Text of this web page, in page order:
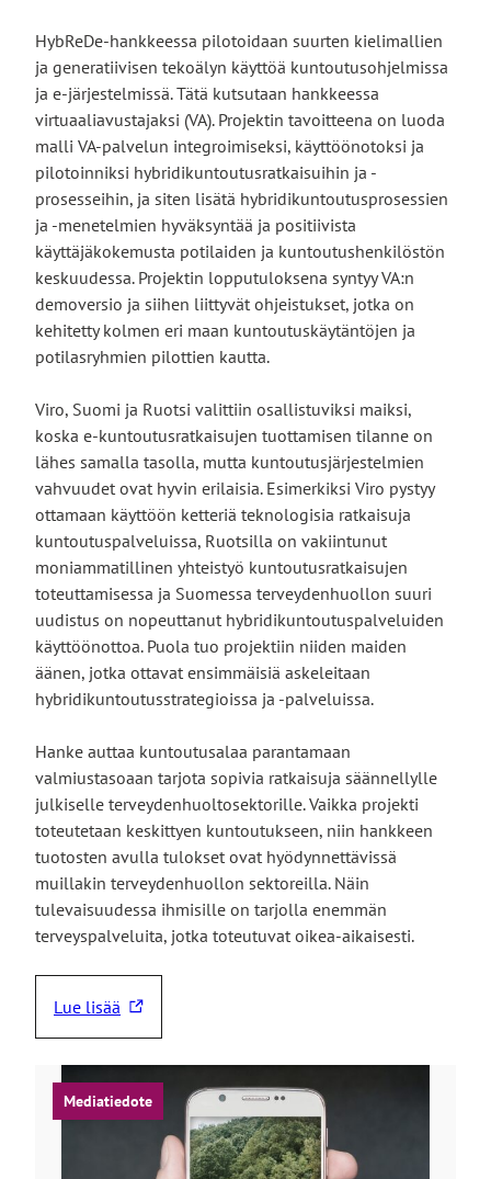
HybReDe-hankkeessa pilotoidaan suurten kielimallien
ja generatiivisen tekoälyn käyttöä kuntoutusohjelmissa
ja e-järjestelmissä. Tätä kutsutaan hankkeessa
virtuaaliavustajaksi (VA). Projektin tavoitteena on luoda
malli VA-palvelun integroimiseksi, käyttöönotoksi ja
pilotoinniksi hybridikuntoutusratkaisuihin ja -
prosesseihin, ja siten lisätä hybridikuntoutusprosessien
ja -menetelmien hyväksyntää ja positiivista
käyttäjäkokemusta potilaiden ja kuntoutushenkilöstön
keskuudessa. Projektin lopputuloksena syntyy VA:n
demoversio ja siihen liittyvät ohjeistukset, jotka on
kehitetty kolmen eri maan kuntoutuskäytäntöjen ja
potilasryhmien pilottien kautta.
Viro, Suomi ja Ruotsi valittiin osallistuviksi maiksi,
koska e-kuntoutusratkaisujen tuottamisen tilanne on
lähes samalla tasolla, mutta kuntoutusjärjestelmien
vahvuudet ovat hyvin erilaisia. Esimerkiksi Viro pystyy
ottamaan käyttöön ketteriä teknologisia ratkaisuja
kuntoutuspalveluissa, Ruotsilla on vakiintunut
moniammatillinen yhteistyö kuntoutusratkaisujen
toteuttamisessa ja Suomessa terveydenhuollon suuri
uudistus on nopeuttanut hybridikuntoutuspalveluiden
käyttöönottoa. Puola tuo projektiin niiden maiden
äänen, jotka ottavat ensimmäisiä askeleitaan
hybridikuntoutusstrategioissa ja -palveluissa.
Hanke auttaa kuntoutusalaa parantamaan
valmiustasoaan tarjota sopivia ratkaisuja säännellylle
julkiselle terveydenhuoltosektorille. Vaikka projekti
toteutetaan keskittyen kuntoutukseen, niin hankkeen
tuotosten avulla tulokset ovat hyödynnettävissä
muillakin terveydenhuollon sektoreilla. Näin
tulevaisuudessa ihmisille on tarjolla enemmän
terveyspalveluita, jotka toteutuvat oikea-aikaisesti.
Lue lisää
L
i
n
k
Mediatiedote